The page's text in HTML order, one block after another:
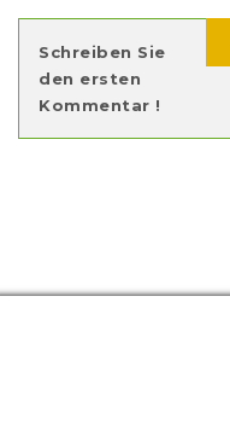
Schreiben Sie
den ersten
Kommentar !